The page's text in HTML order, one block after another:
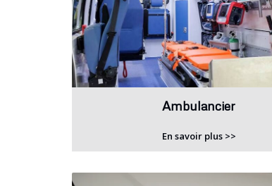
Ambulancier
En savoir plus >>